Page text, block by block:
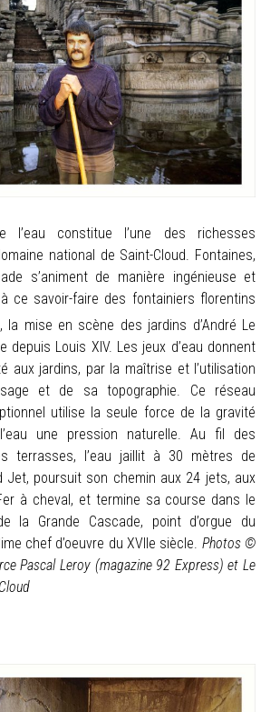
l’eau constitue l’une des richesses
national de Saint-Cloud. Fontaines,
s’animent de manière ingénieuse et
ce savoir-faire des fontainiers florentins
la mise en scène des jardins d’André Le
depuis Louis XIV. Les jeux d’eau donnent
aux jardins, par la maîtrise et l’utilisation
et de sa topographie. Ce réseau
utilise la seule force de la gravité
une pression naturelle. Au fil des
terrasses, l’eau jaillit à 30 mètres de
Jet, poursuit son chemin aux 24 jets, aux
à cheval, et termine sa course dans le
la Grande Cascade, point d’orgue du
chef d’oeuvre du XVIIe siècle. Photos ©
Pascal Leroy (magazine 92 Express) et Le